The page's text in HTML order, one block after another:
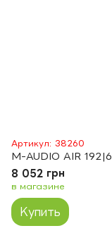
Артикул: 38260
M-AUDIO AIR 192|6
8 052 грн
в магазине
Купить